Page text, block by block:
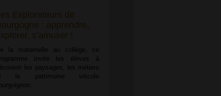
Explorateurs de
: apprendre,
s’amuser !
la maternelle au collège, ce
invite les élèves à
les paysages, les métiers
le patrimoine viticole